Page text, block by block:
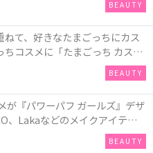
BEAUTY
ねて、好きなたまごっちにカス
ちコスメに「たまごっち カスタ
が新登場
BEAUTY
が『パワーパフ ガールズ』デザ
、Lakaなどのメイクアイテム
などのヘアアイテム、VTや
BEAUTY